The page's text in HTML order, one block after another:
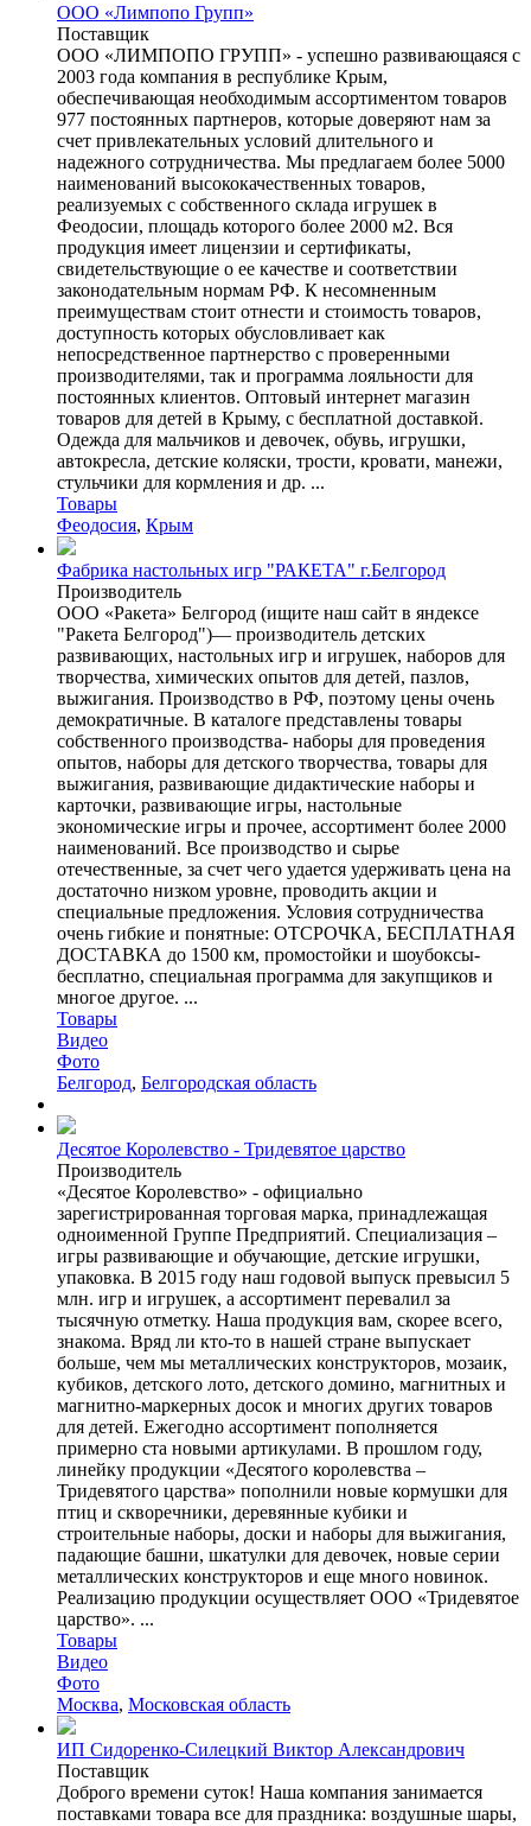
ООО «Лимпопо Групп»
Поставщик
ООО «ЛИМПОПО ГРУПП» - успешно развивающаяся с
2003 года компания в республике Крым,
обеспечивающая необходимым ассортиментом товаров
977 постоянных партнеров, которые доверяют нам за
счет привлекательных условий длительного и
надежного сотрудничества. Мы предлагаем более 5000
наименований высококачественных товаров,
реализуемых с собственного склада игрушек в
Феодосии, площадь которого более 2000 м2. Вся
продукция имеет лицензии и сертификаты,
свидетельствующие о ее качестве и соответствии
законодательным нормам РФ. К несомненным
преимуществам стоит отнести и стоимость товаров,
доступность которых обусловливает как
непосредственное партнерство с проверенными
производителями, так и программа лояльности для
постоянных клиентов. Оптовый интернет магазин
товаров для детей в Крыму, с бесплатной доставкой.
Одежда для мальчиков и девочек, обувь, игрушки,
автокресла, детские коляски, трости, кровати, манежи,
стульчики для кормления и др. ...
Товары
Феодосия, Крым
Фабрика настольных игр "РАКЕТА" г.Белгород
Производитель
ООО «Ракета» Белгород (ищите наш сайт в яндексе
"Ракета Белгород")— производитель детских
развивающих, настольных игр и игрушек, наборов для
творчества, химических опытов для детей, пазлов,
выжигания. Производство в РФ, поэтому цены очень
демократичные. В каталоге представлены товары
собственного производства- наборы для проведения
опытов, наборы для детского творчества, товары для
выжигания, развивающие дидактические наборы и
карточки, развивающие игры, настольные
экономические игры и прочее, ассортимент более 2000
наименований. Все производство и сырье
отечественные, за счет чего удается удерживать цена на
достаточно низком уровне, проводить акции и
специальные предложения. Условия сотрудничества
очень гибкие и понятные: ОТСРОЧКА, БЕСПЛАТНАЯ
ДОСТАВКА до 1500 км, промостойки и шоубоксы-
бесплатно, специальная программа для закупщиков и
многое другое. ...
Товары
Видео
Фото
Белгород, Белгородская область
Десятое Королевство - Тридевятое царство
Производитель
«Десятое Королевство» - официально
зарегистрированная торговая марка, принадлежащая
одноименной Группе Предприятий. Специализация –
игры развивающие и обучающие, детские игрушки,
упаковка. В 2015 году наш годовой выпуск превысил 5
млн. игр и игрушек, а ассортимент перевалил за
тысячную отметку. Наша продукция вам, скорее всего,
знакома. Вряд ли кто-то в нашей стране выпускает
больше, чем мы металлических конструкторов, мозаик,
кубиков, детского лото, детского домино, магнитных и
магнитно-маркерных досок и многих других товаров
для детей. Ежегодно ассортимент пополняется
примерно ста новыми артикулами. В прошлом году,
линейку продукции «Десятого королевства –
Тридевятого царства» пополнили новые кормушки для
птиц и скворечники, деревянные кубики и
строительные наборы, доски и наборы для выжигания,
падающие башни, шкатулки для девочек, новые серии
металлических конструкторов и еще много новинок.
Реализацию продукции осуществляет ООО «Тридевятое
царство». ...
Товары
Видео
Фото
Москва, Московская область
ИП Сидоренко-Силецкий Виктор Александрович
Поставщик
Доброго времени суток! Наша компания занимается
поставками товара все для праздника: воздушные шары,